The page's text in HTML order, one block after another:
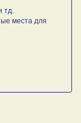
тд.
места для